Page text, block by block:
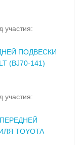
участия:
ПОДВЕСКИ
(BJ70-141)
участия:
TOYOTA